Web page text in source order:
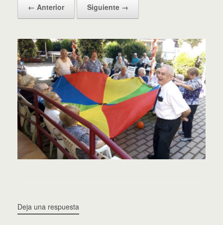
← Anterior
Siguiente →
Deja una respuesta